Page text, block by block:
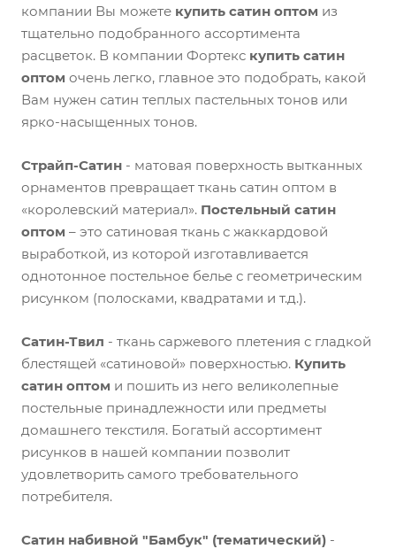
компании Вы можете купить сатин оптом из
тщательно подобранного ассортимента
расцветок. В компании Фортекс купить сатин
оптом очень легко, главное это подобрать, какой
Вам нужен сатин теплых пастельных тонов или
ярко-насыщенных тонов.
Страйп-Сатин - матовая поверхность вытканных
орнаментов превращает ткань сатин оптом в
«королевский материал». Постельный сатин
оптом – это сатиновая ткань с жаккардовой
выработкой, из которой изготавливается
однотонное постельное белье с геометрическим
рисунком (полосками, квадратами и т.д.).
Сатин-Твил - ткань саржевого плетения с гладкой
блестящей «сатиновой» поверхностью. Купить
сатин оптом и пошить из него великолепные
постельные принадлежности или предметы
домашнего текстиля. Богатый ассортимент
рисунков в нашей компании позволит
удовлетворить самого требовательного
потребителя.
Сатин набивной "Бамбук" (тематический) -